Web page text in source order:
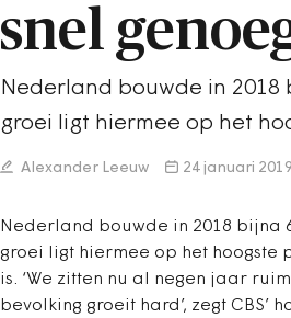
snel
Nederland bouwde in 2018
groei ligt hiermee op het
Alexander Leeuw 24 januari 2019
Nederland bouwde in 2018 bijna
groei ligt hiermee op het hoogste
is. ‘We zitten nu al negen jaar
bevolking groeit hard’, zegt CBS’